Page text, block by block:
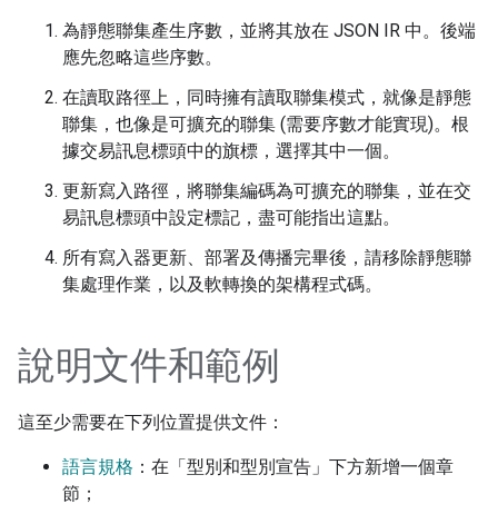
為靜態聯集產生序數，並將其放在 JSON IR 中。後端
應先忽略這些序數。
在讀取路徑上，同時擁有讀取聯集模式，就像是靜態
聯集，也像是可擴充的聯集 (需要序數才能實現)。根
據交易訊息標頭中的旗標，選擇其中一個。
更新寫入路徑，將聯集編碼為可擴充的聯集，並在交
易訊息標頭中設定標記，盡可能指出這點。
所有寫入器更新、部署及傳播完畢後，請移除靜態聯
集處理作業，以及軟轉換的架構程式碼。
說明文件和範例
這至少需要在下列位置提供文件：
語言規格 ：在「型別和型別宣告」下方新增一個章
節；